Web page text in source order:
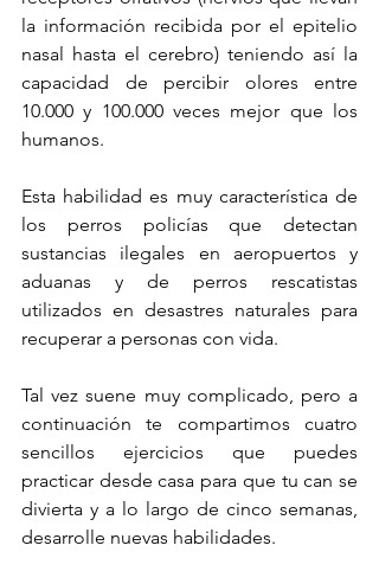
la información recibida por el epitelio
nasal hasta el cerebro) teniendo así la
capacidad de percibir olores entre
10.000 y 100.000 veces mejor que los
humanos.
Esta habilidad es muy característica de
los perros policías que detectan
sustancias ilegales en aeropuertos y
aduanas y de perros rescatistas
utilizados en desastres naturales para
recuperar a personas con vida.
Tal vez suene muy complicado, pero a
continuación te compartimos cuatro
sencillos ejercicios que puedes
practicar desde casa para que tu can se
divierta y a lo largo de cinco semanas,
desarrolle nuevas habilidades.